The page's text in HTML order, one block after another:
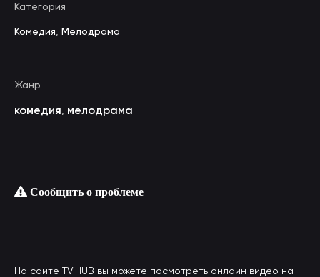
Категория
Комедия Мелодрама
Жанр
комедия мелодрама
Сообщить о проблеме
На сайте TV.HUB вы можете посмотреть онлайн видео на